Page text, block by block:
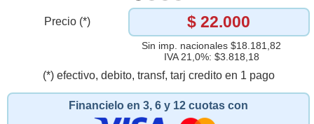
Precio (*) $ 22.000
Sin imp. nacionales $18.181,82
IVA 21,0%: $3.818,18
(*) efectivo, debito, transf, tarj credito en 1 pago
Financielo en 3, 6 y 12 cuotas con